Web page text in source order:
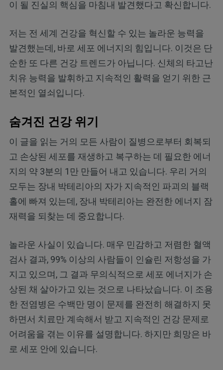
이 될 진실의 핵심을 마침내 발견했다고 확신합니다.
저는 전 세계 건강을 혁신할 수 있는 놀라운 능력을
발견했는데, 바로 세포 에너지의 힘입니다. 이것은 단
순한 또 다른 건강 트렌드가 아닙니다. 신체의 타고난
치유 능력을 발휘하고 지속적인 활력을 얻기 위한 근
본적인 열쇠입니다.
숨겨진 건강 위기
이 글을 읽는 거의 모든 사람이 질병으로부터 회복되
고 손상된 세포를 재생하고 복구하는 데 필요한 에너
지의 약 3분의 1만 만들어 내고 있습니다. 우리 거의
모두는 장내 박테리아의 자가 지속적인 파괴의 블랙
홀에 빠져 있는데, 장내 박테리아는 완전한 에너지 잠
재력을 되찾는 데 중요합니다.
놀라운 사실이 있습니다. 매우 민감하고 저렴한 혈액
검사 결과, 99% 이상의 사람들이 인슐린 저항성을 가
지고 있으며, 그 결과 무의식적으로 세포 에너지가 손
상된 채 살아가고 있는 것으로 나타났습니다. 이 조용
한 전염병은 수백만 명이 문제를 완전히 해결하지 못
하면서 치료만 계속해서 받고 지속적인 건강 문제로
어려움을 겪는 이유를 설명합니다. 하지만 희망은 바
로 세포 안에 있습니다.